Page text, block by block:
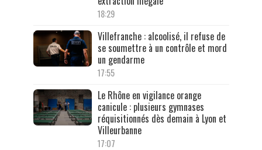
18:29
Villefranche : alcoolisé, il refuse de
se soumettre à un contrôle et mord
un gendarme
17:55
Le Rhône en vigilance orange
canicule : plusieurs gymnases
réquisitionnés dès demain à Lyon et
Villeurbanne
17:07